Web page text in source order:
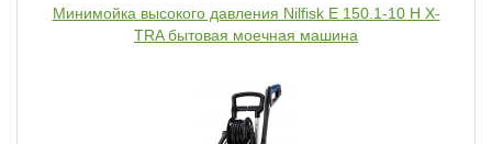
Минимойка высокого давления Nilfisk E 150.1-10 H X-
TRA бытовая моечная машина